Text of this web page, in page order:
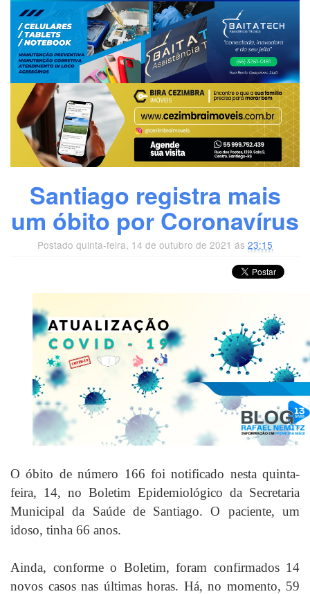
Santiago registra mais
um óbito por Coronavírus
Postado quinta-feira, 14 de outubro de 2021 ás 23:15
O óbito de número 166 foi notificado nesta quinta-
feira, 14, no Boletim Epidemiológico da Secretaria
Municipal da Saúde de Santiago. O paciente, um
idoso, tinha 66 anos.
Ainda, conforme o Boletim, foram confirmados 14
novos casos nas últimas horas. Há, no momento, 59